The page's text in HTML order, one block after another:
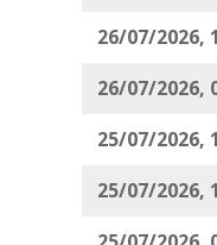
26/07/2026,
26/07/2026,
25/07/2026,
25/07/2026,